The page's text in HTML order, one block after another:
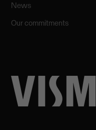
News
Our commitments